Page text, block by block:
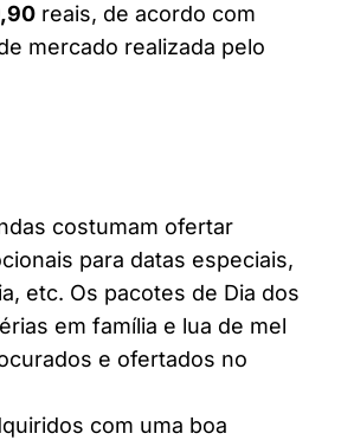
reais, de acordo com
mercado realizada pelo
costumam ofertar
para datas especiais,
etc. Os pacotes de Dia dos
em família e lua de mel
e ofertados no
com uma boa